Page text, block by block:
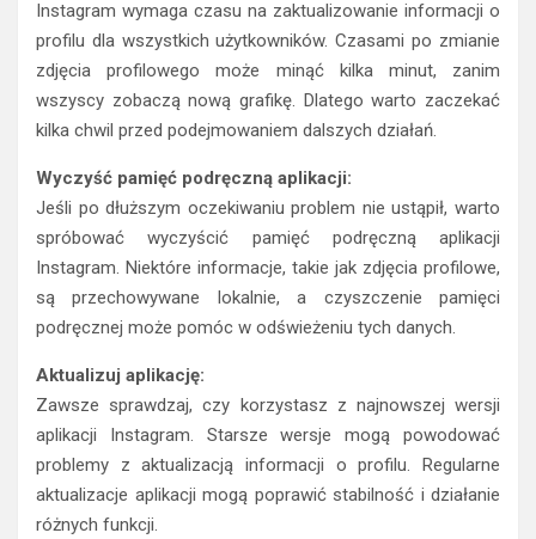
Instagram wymaga czasu na zaktualizowanie informacji o
profilu dla wszystkich użytkowników. Czasami po zmianie
zdjęcia profilowego może minąć kilka minut, zanim
wszyscy zobaczą nową grafikę. Dlatego warto zaczekać
kilka chwil przed podejmowaniem dalszych działań.
Wyczyść pamięć podręczną aplikacji:
Jeśli po dłuższym oczekiwaniu problem nie ustąpił, warto
spróbować wyczyścić pamięć podręczną aplikacji
Instagram. Niektóre informacje, takie jak zdjęcia profilowe,
są przechowywane lokalnie, a czyszczenie pamięci
podręcznej może pomóc w odświeżeniu tych danych.
Aktualizuj aplikację:
Zawsze sprawdzaj, czy korzystasz z najnowszej wersji
aplikacji Instagram. Starsze wersje mogą powodować
problemy z aktualizacją informacji o profilu. Regularne
aktualizacje aplikacji mogą poprawić stabilność i działanie
różnych funkcji.